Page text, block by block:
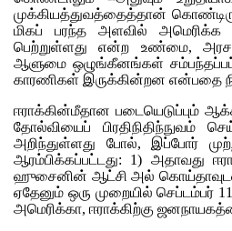
முக்கியத்துவத்தைத்தான்
மிகப் பரந்த அளவில் அமெரிக்க
பெற்றுள்ளது என்ற உண்மை,
ஆளுமை ஒழுங்கீனங்கள்
காரணிகள் இருக்கின்றன என்பதை
ஈராக்கின்மீதான படையெடுப்பும்
தோல்வியைப் பிரதிநிதிந்நுவம்
அறிந்துள்ளது போல், இப்போர்
ஆரம்பிக்கப்பட்டது: 1) அதாவது
ஹுசைனின் ஆட்சி அல்
ஏதேனும் ஒரு முறையில் செப்டம்பர்
அமெரிக்கா, ஈராக்கிற்கு